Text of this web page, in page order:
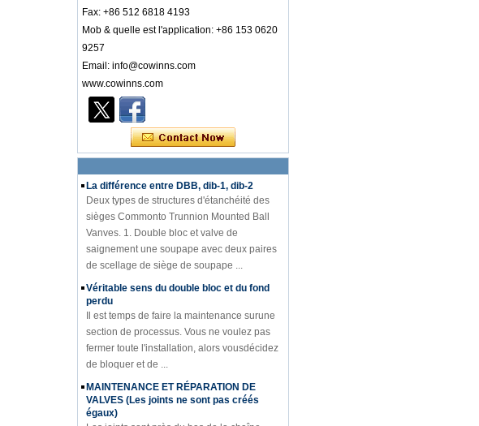
Fax: +86 512 6818 4193
Mob & quelle est l'application: +86 153 0620
9257
Email: info@cowinns.com
www.cowinns.com
Introduction au diagramme PID
Connaissance de l'industrie des vannes
diagrammes PIDde l'industrie des vannes Le
diagramme PID est lenoyau technique de la
production en usine. Que ce so...
Deux types de structures d'étanchéité des
sièges Commonto Trunnion Mounted Ball
Vanves. 1. Double bloc et valve de
saignement une soupape avec deux paires
de scellage de siège de soupape ...
Véritable sens du double bloc et du fond
Il est temps de faire la maintenance surune
section de processus. Vous ne voulez pas
fermer toute l'installation, alors vousdécidez
de bloquer et de ...
MAINTENANCE ET RÉPARATION DE
VALVES (Les joints ne sont pas créés
égaux)
Les joints sont près du bas de la chaîne
alimentaire des composants de la vanne; les